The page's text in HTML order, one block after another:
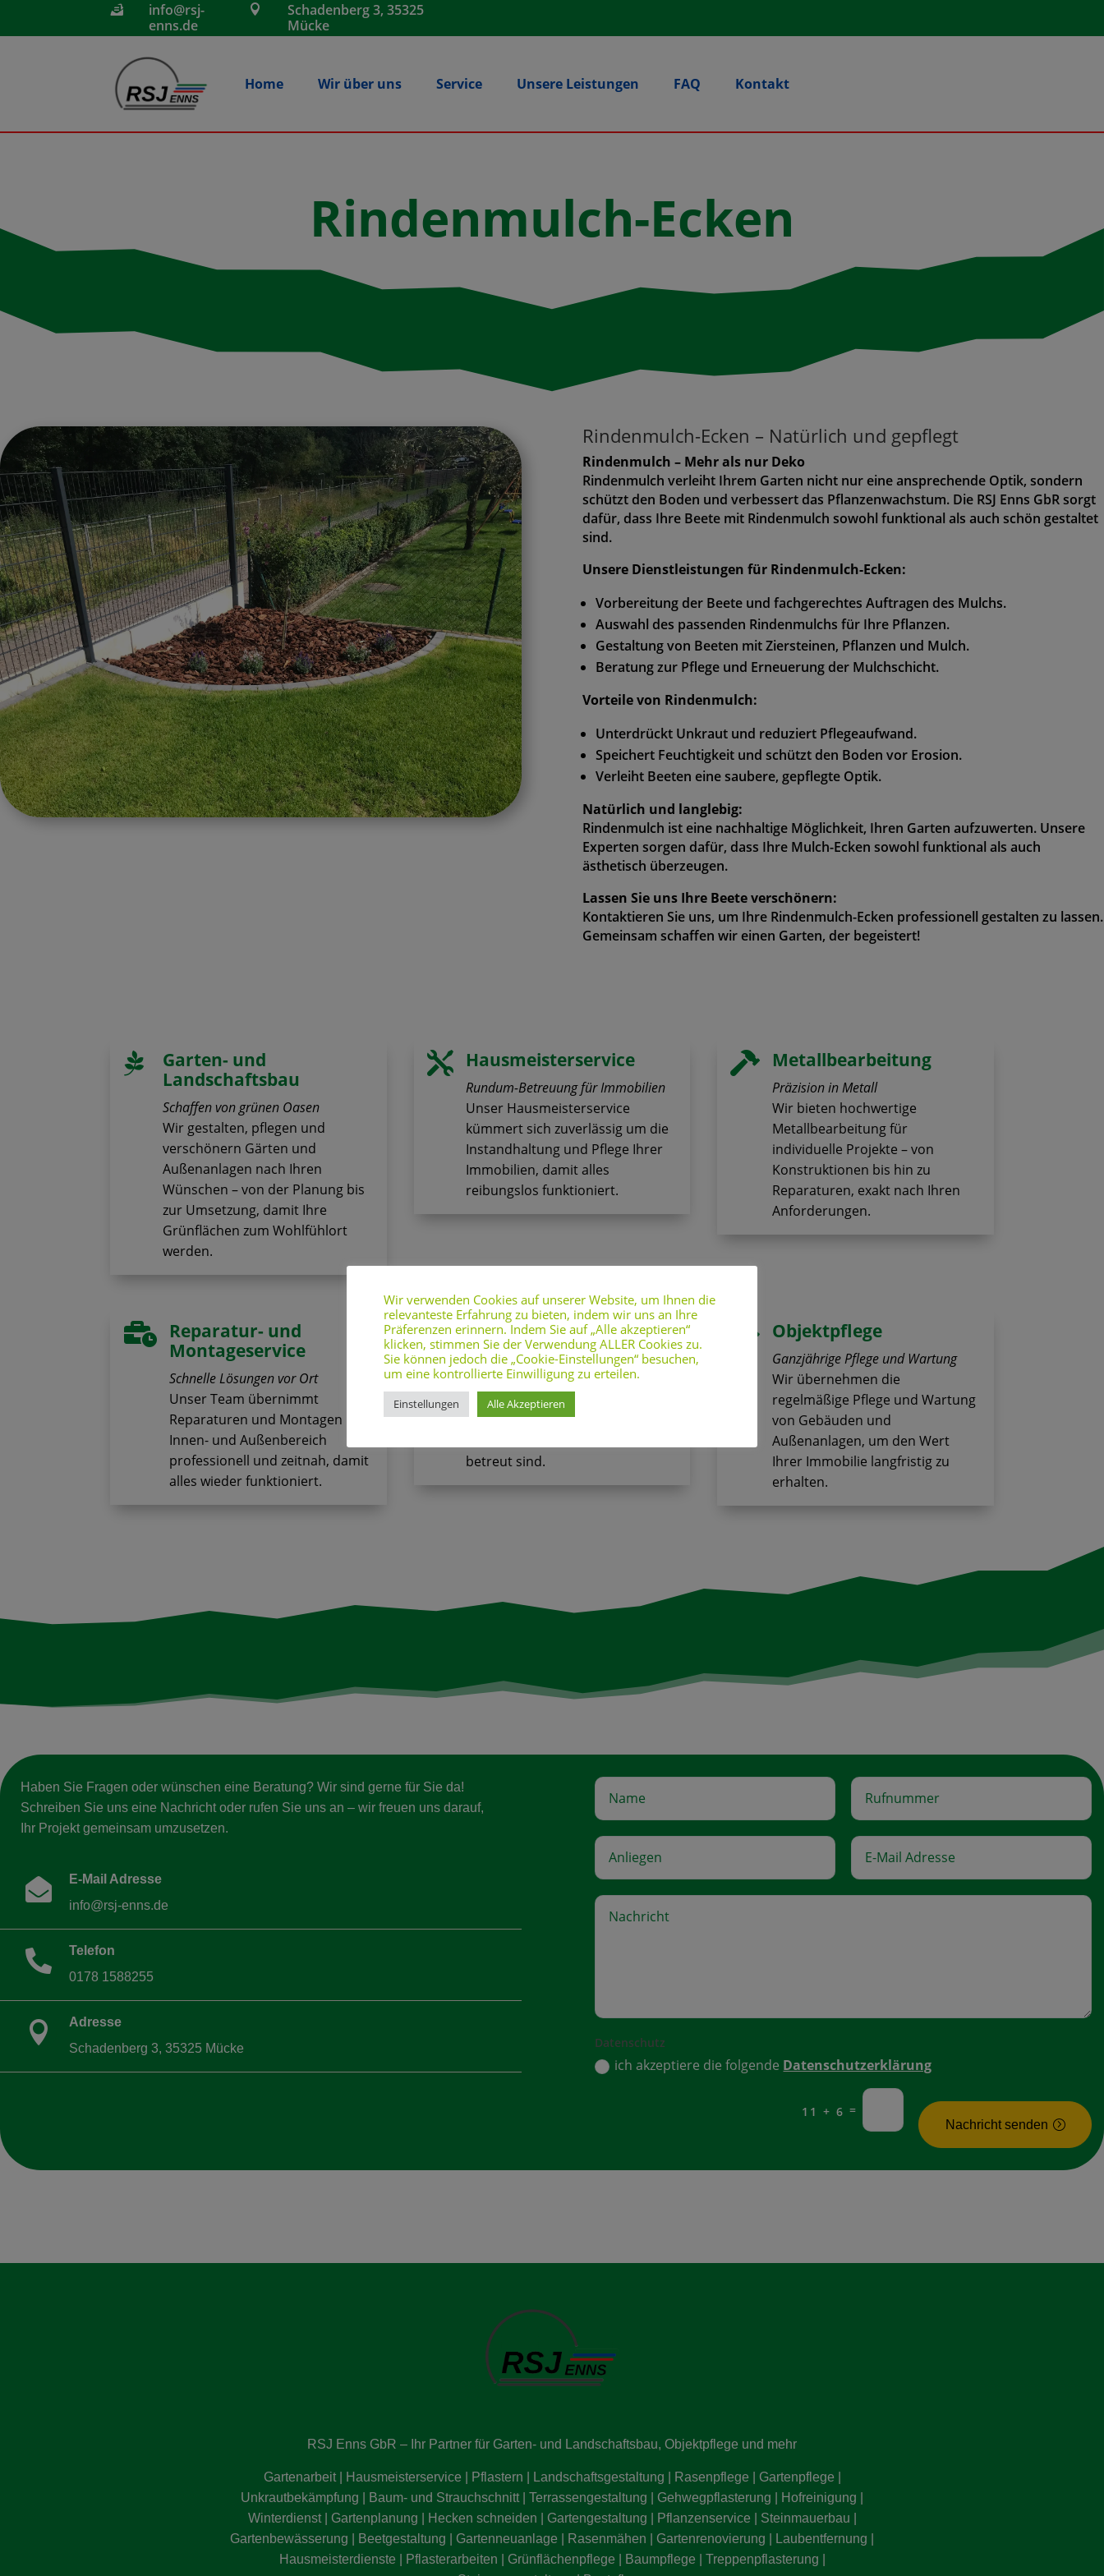

info@rsj-
enns.de

Schadenberg 3, 35325
Mücke
Home Wir über uns Service Unsere Leistungen FAQ Kontakt
Rindenmulch-Ecken
Rindenmulch-Ecken – Natürlich und gepflegt
Rindenmulch – Mehr als nur Deko
Rindenmulch verleiht Ihrem Garten nicht nur eine ansprechende Optik, sondern
schützt den Boden und verbessert das Pflanzenwachstum. Die RSJ Enns GbR sorgt
dafür, dass Ihre Beete mit Rindenmulch sowohl funktional als auch schön gestaltet
sind.
Unsere Dienstleistungen für Rindenmulch-Ecken:
Vorbereitung der Beete und fachgerechtes Auftragen des Mulchs.
Auswahl des passenden Rindenmulchs für Ihre Pflanzen.
Gestaltung von Beeten mit Ziersteinen, Pflanzen und Mulch.
Beratung zur Pflege und Erneuerung der Mulchschicht.
Vorteile von Rindenmulch:
Unterdrückt Unkraut und reduziert Pflegeaufwand.
Speichert Feuchtigkeit und schützt den Boden vor Erosion.
Verleiht Beeten eine saubere, gepflegte Optik.
Natürlich und langlebig:
Rindenmulch ist eine nachhaltige Möglichkeit, Ihren Garten aufzuwerten. Unsere
Experten sorgen dafür, dass Ihre Mulch-Ecken sowohl funktional als auch
ästhetisch überzeugen.
Lassen Sie uns Ihre Beete verschönern:
Kontaktieren Sie uns, um Ihre Rindenmulch-Ecken professionell gestalten zu lassen.
Gemeinsam schaffen wir einen Garten, der begeistert!

Garten- und
Landschaftsbau
Schaffen von grünen Oasen
Wir gestalten, pflegen und
verschönern Gärten und
Außenanlagen nach Ihren
Wünschen – von der Planung bis
zur Umsetzung, damit Ihre
Grünflächen zum Wohlfühlort
werden.
 Hausmeisterservice
Rundum-Betreuung für Immobilien
Unser Hausmeisterservice
kümmert sich zuverlässig um die
Instandhaltung und Pflege Ihrer
Immobilien, damit alles
reibungslos funktioniert.
 Metallbearbeitung
Präzision in Metall
Wir bieten hochwertige
Metallbearbeitung für
individuelle Projekte – von
Konstruktionen bis hin zu
Reparaturen, exakt nach Ihren
Anforderungen.

Reparatur- und
Montageservice
Schnelle Lösungen vor Ort
Unser Team übernimmt
Reparaturen und Montagen im
Innen- und Außenbereich
professionell und zeitnah, damit
alles wieder funktioniert.
 Winterdienst
Sicher durch die kalte Jahreszeit
Mit unserem Winterdienst sorgen
wir für geräumte Wege und
sichere Flächen, damit Sie auch
betreut sind.
 Objektpflege
Ganzjährige Pflege und Wartung
Wir übernehmen die
regelmäßige Pflege und Wartung
von Gebäuden und
Außenanlagen, um den Wert
Ihrer Immobilie langfristig zu
erhalten.
Haben Sie Fragen oder wünschen eine Beratung? Wir sind gerne für Sie da!
Schreiben Sie uns eine Nachricht oder rufen Sie uns an – wir freuen uns darauf,
Ihr Projekt gemeinsam umzusetzen.

E-Mail Adresse
info@rsj-enns.de

Telefon
0178 1588255

Adresse
Schadenberg 3, 35325 Mücke
Datenschutz
ich akzeptiere die folgende Datenschutzerklärung
11 + 6 =
Nachricht senden
RSJ Enns GbR – Ihr Partner für Garten- und Landschaftsbau, Objektpflege und mehr
Gartenarbeit | Hausmeisterservice | Pflastern | Landschaftsgestaltung | Rasenpflege | Gartenpflege |
Unkrautbekämpfung | Baum- und Strauchschnitt | Terrassengestaltung | Gehwegpflasterung | Hofreinigung |
Winterdienst | Gartenplanung | Hecken schneiden | Gartengestaltung | Pflanzenservice | Steinmauerbau |
Gartenbewässerung | Beetgestaltung | Gartenneuanlage | Rasenmähen | Gartenrenovierung | Laubentfernung |
Hausmeisterdienste | Pflasterarbeiten | Grünflächenpflege | Baumpflege | Treppenpflasterung |
Wir verwenden Cookies auf unserer Website, um Ihnen die
relevanteste Erfahrung zu bieten, indem wir uns an Ihre
Präferenzen erinnern. Indem Sie auf „Alle akzeptieren“
klicken, stimmen Sie der Verwendung ALLER Cookies zu.
Sie können jedoch die „Cookie-Einstellungen“ besuchen,
um eine kontrollierte Einwilligung zu erteilen.
Einstellungen Alle Akzeptieren